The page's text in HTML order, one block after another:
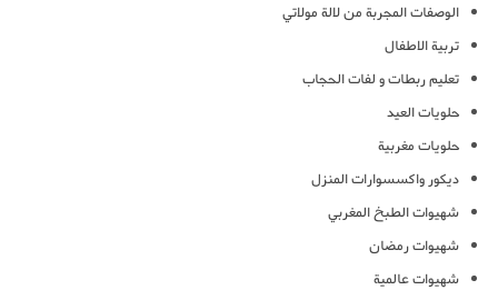
الوصفات المجربة من لالة مولاتي
تربية الاطفال
تعليم ربطات و لفات الحجاب
حلويات العيد
حلويات مغربية
ديكور واكسسوارات المنزل
شهيوات الطبخ المغربي
شهيوات رمضان
شهيوات عالمية